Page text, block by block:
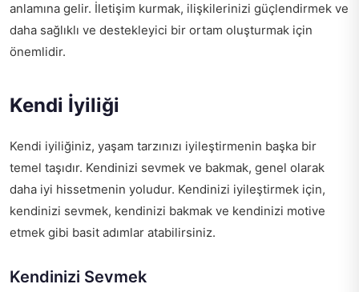
anlamına gelir. İletişim kurmak, ilişkilerinizi güçlendirmek ve
daha sağlıklı ve destekleyici bir ortam oluşturmak için
önemlidir.
Kendi İyiliği
Kendi iyiliğiniz, yaşam tarzınızı iyileştirmenin başka bir
temel taşıdır. Kendinizi sevmek ve bakmak, genel olarak
daha iyi hissetmenin yoludur. Kendinizi iyileştirmek için,
kendinizi sevmek, kendinizi bakmak ve kendinizi motive
etmek gibi basit adımlar atabilirsiniz.
Kendinizi Sevmek